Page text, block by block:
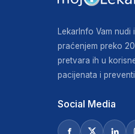
LekarInfo Vam
praćenjem preko
pretvara ih u
pacijenata i
Social Media